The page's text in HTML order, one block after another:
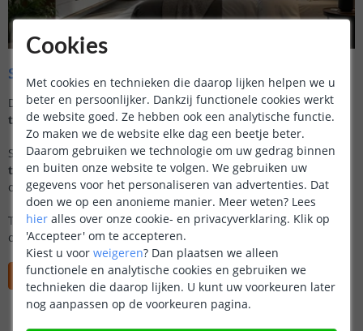
Slaapkamer: Creëer meer rust en comfort
De slaapkameris jouw plek om tot rust te komen. Metslimme
technologieverbeter je je slaap en comfort.
Stel je voor:verlichtingdie je zacht wekt, eenslimme
thermostaat die de ideale temperatuur regelt, en een
omgeving die volledig meedenkt met jouw behoeften.
Transformeer je slaapkamer in eenoase van rustmet slimme
oplossingen.
Ontdek slimme oplossingen voor de slaapkamer
Cookies
Met cookies en technieken die daarop lijken helpen we u
beter en persoonlijker. Dankzij functionele cookies werkt
de website goed. Ze hebben ook een analytische functie.
Zo maken we de website elke dag een beetje beter.
Daarom gebruiken we technologie om uw gedrag binnen
en buiten onze website te volgen. We gebruiken uw
gegevens voor het personaliseren van advertenties. Dat
doen we op een anonieme manier. Meer weten? Lees
hier alles over onze cookie- en privacyverklaring. Klik op
'Accepteer' om te accepteren.
Kiest u voor weigeren? Dan plaatsen we alleen
functionele en analytische cookies en gebruiken we
technieken die daarop lijken. U kunt uw voorkeuren later
nog aanpassen op de voorkeuren pagina.